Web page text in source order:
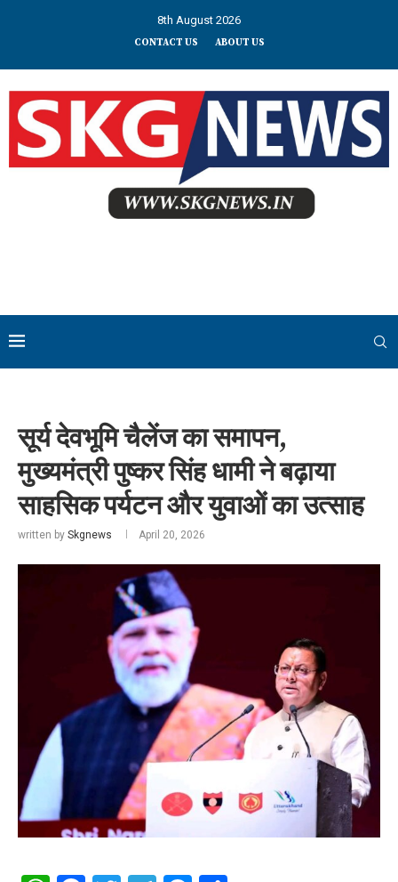
8th August 2026
CONTACT US ABOUT US
सूर्य देवभूमि चैलेंज का समापन,
मुख्यमंत्री पुष्कर सिंह धामी ने बढ़ाया
साहसिक पर्यटन और युवाओं का उत्साह
written by Skgnews April 20, 2026